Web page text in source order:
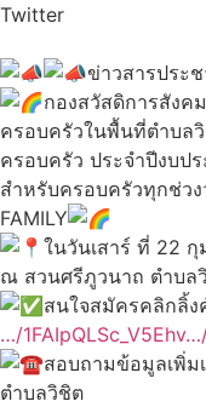
Twitter
ข่าวสารประ
กองสวัสดิการสังค
ครอบครัวในพื้นที่ตำบล
ครอบครัว ประจำปีงบป
สำหรับครอบครัวทุกช่ว
FAMILY
ในวันเสาร์ ที่ 22
ณ สวนศรีภูวนาถ ตำบล
สนใจสมัครคลิกลิ้ง
…/
สอบถามข้อมูลเพิ่ม
ตำบลวิชิต